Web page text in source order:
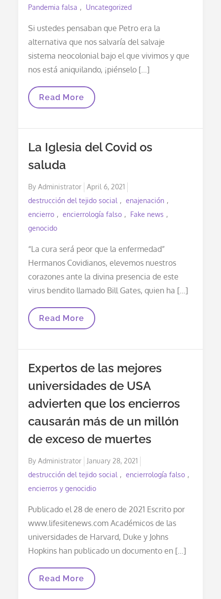
Pandemia falsa Uncategorized
Si ustedes pensaban que Petro era la
alternativa que nos salvaría del salvaje
sistema neocolonial bajo el que vivimos y que
nos está aniquilando, ¡piénselo […]
En
Gobierno
Petro
Sería
Idéntico
Al
Duque:
Arruinaría
La
Salud
La
Read More
La Iglesia del Covid os
saluda
ByAdministrator
Posted
on
April 6, 2021
destrucción del tejido social
enajenación
encierro
encierrología falso
Fake news
genocido
“La cura será peor que la enfermedad”
Hermanos Covidianos, elevemos nuestros
corazones ante la divina presencia de este
virus bendito llamado Bill Gates, quien ha […]
La
Os
Read More
Expertos de las mejores
universidades de USA
advierten que los encierros
causarán más de un millón
de exceso de muertes
ByAdministrator
Posted
on
January 28, 2021
destrucción del tejido social
encierrología falso
encierros y genocidio
Publicado el 28 de enero de 2021 Escrito por
www.lifesitenews.com Académicos de las
universidades de Harvard, Duke y Johns
Hopkins han publicado un documento en […]
Expertos
Read More